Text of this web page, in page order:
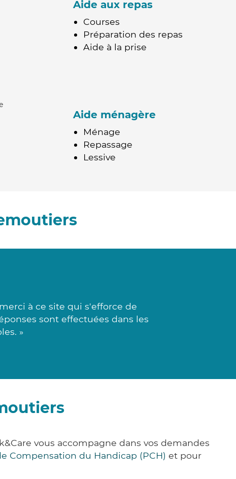
Aide aux repas
Courses
Préparation des repas
Aide à la prise
Aide ménagère
Ménage
Repassage
Lessive
à ce site qui s'efforce de
sont effectuées dans les
»
vous accompagne dans vos demandes
Compensation du Handicap (PCH) et pour